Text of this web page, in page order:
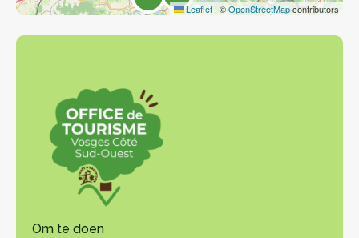
Leaflet | ©OpenStreetMapcontributors
Om te doen